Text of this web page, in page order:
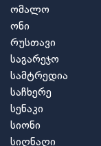
ომალო
ონი
რუსთავი
საგარეჯო
სამტრედია
საჩხერე
სენაკი
სიონი
სიღნაღი